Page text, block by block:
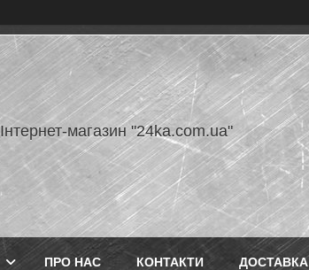
Інтернет-магазин "24ka.com.ua"
ПРО НАС КОНТАКТИ